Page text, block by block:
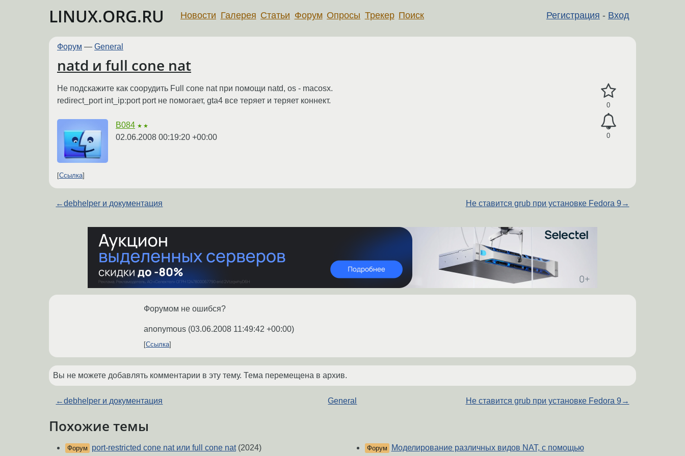
LINUX.ORG.RU Регистрация - Вход
Новости Галерея Статьи Форум Опросы Трекер Поиск
Форум — General
natd и full cone nat
0
0
Не подскажите как соорудить Full cone nat при помощи natd, os - macosx.
redirect_port int_ip:port port не помогает, gta4 все теряет и теряет коннект.
B084 ★★
02.06.2008 00:19:20 +00:00
Ссылка
←debhelper и документация Не ставится grub при установке Fedora 9 →
Форумом не ошибся?
anonymous (03.06.2008 11:49:42 +00:00)
Ссылка
Вы не можете добавлять комментарии в эту тему. Тема перемещена в архив.
←debhelper и документация General Не ставится grub при установке Fedora 9 →
Похожие темы
Форум port-restricted cone nat или full cone nat(2024) Форум
Моделирование различных видов NAT, с помощью